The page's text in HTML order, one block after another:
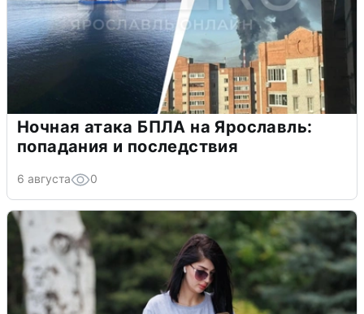
Ночная атака БПЛА на Ярославль:
попадания и последствия
6 августа 0